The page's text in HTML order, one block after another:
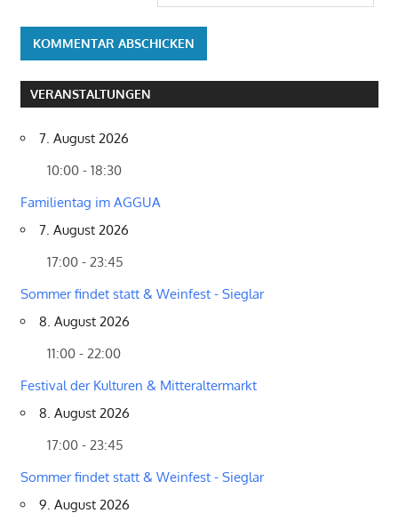
VERANSTALTUNGEN
7. August 2026
10:00 - 18:30
Familientag im AGGUA
7. August 2026
17:00 - 23:45
Sommer findet statt & Weinfest - Sieglar
8. August 2026
11:00 - 22:00
Festival der Kulturen & Mitteraltermarkt
8. August 2026
17:00 - 23:45
Sommer findet statt & Weinfest - Sieglar
9. August 2026